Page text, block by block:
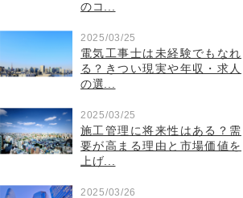
のコ...
2025/03/25
電気工事士は未経験でもなれ
る？きつい現実や年収・求人
の選...
2025/03/25
施工管理に将来性はある？需
要が高まる理由と市場価値を
上げ...
2025/03/26